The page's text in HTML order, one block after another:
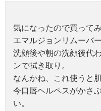
気になったので買ってみ
エマルジョンリムーバー
洗顔後や朝の洗顔後代
ンで拭き取り。
なんかね、これ使うと
今口唇ヘルペスがかさ
い。